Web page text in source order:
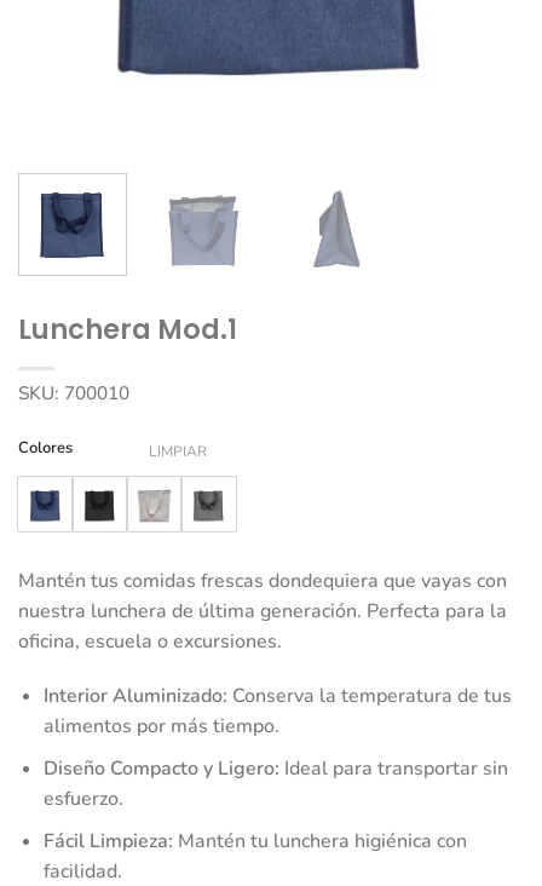
Lunchera Mod.1
SKU: 700010
Colores LIMPIAR
Mantén tus comidas frescas dondequiera que vayas con
nuestra lunchera de última generación. Perfecta para la
oficina, escuela o excursiones.
Interior Aluminizado: Conserva la temperatura de tus
alimentos por más tiempo.
Diseño Compacto y Ligero: Ideal para transportar sin
esfuerzo.
Fácil Limpieza: Mantén tu lunchera higiénica con
facilidad.